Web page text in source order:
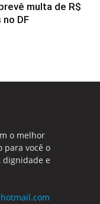
multa de R$
DF
o melhor
para você o
dignidade e